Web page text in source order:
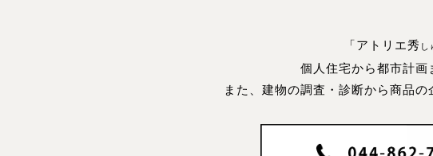
「アトリエ秀 し
個人住宅から都市計画
また、建物の調査・診断から商品